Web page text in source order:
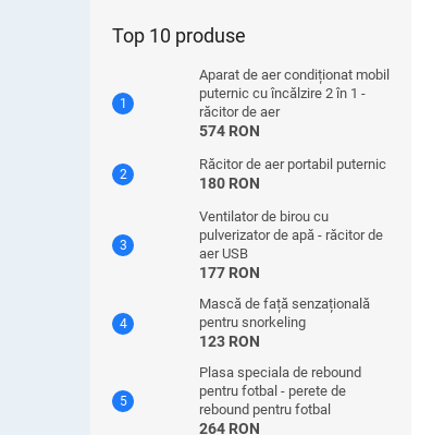
Top 10 produse
Aparat de aer condiționat mobil
puternic cu încălzire 2 în 1 -
răcitor de aer
574 RON
Răcitor de aer portabil puternic
180 RON
Ventilator de birou cu
pulverizator de apă - răcitor de
aer USB
177 RON
Mască de față senzațională
pentru snorkeling
123 RON
Plasa speciala de rebound
pentru fotbal - perete de
rebound pentru fotbal
264 RON